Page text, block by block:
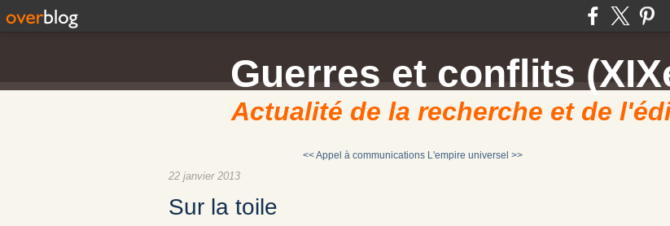
Guerres et conflits
Actualité de la recherche et de
<< Appel à communications L'empire universel >>
22 janvier 2013
Sur la toile